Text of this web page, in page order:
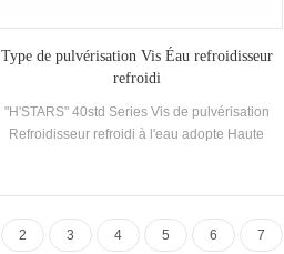
Type de pulvérisation Vis Éau refroidisseur
refroidi
"H'STARS" 40std Series Vis de pulvérisation
Refroidisseur refroidi à l'eau adopte Haute
pulvérisation, R22, Just 34a réfrigérant,
efficacité énergétique jusqu'à 5.5 L'unité a 20
standard Spécifications.
2 3 4 5 6 7